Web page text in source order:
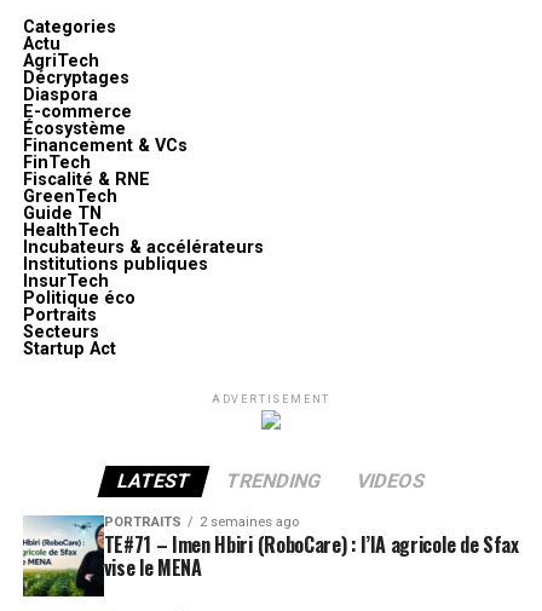
Categories
Actu
AgriTech
Décryptages
Diaspora
E-commerce
Écosystème
Financement & VCs
FinTech
Fiscalité & RNE
GreenTech
Guide TN
HealthTech
Incubateurs & accélérateurs
Institutions publiques
InsurTech
Politique éco
Portraits
Secteurs
Startup Act
ADVERTISEMENT
LATEST TRENDING VIDEOS
PORTRAITS 2 semaines ago
TE#71 – Imen Hbiri (RoboCare) : l’IA agricole de Sfax
vise le MENA